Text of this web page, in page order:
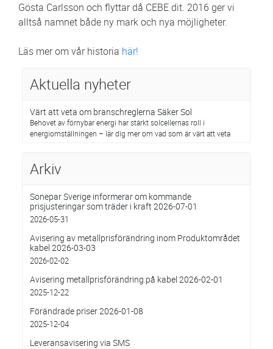
Gösta Carlsson och flyttar då CEBE dit. 2016 ger vi
alltså namnet både ny mark och nya möjligheter.
Läs mer om vår historia här!
Aktuella nyheter
Värt att veta om branschreglerna Säker Sol
Behovet av förnybar energi har stärkt solcellernas roll i
energiomställningen – lär dig mer om vad som är värt att veta
Arkiv
Sonepar Sverige informerar om kommande
prisjusteringar som träder i kraft 2026-07-01
2026-05-31
Avisering av metallprisförändring inom Produktområdet
kabel 2026-03-03
2026-02-02
Avisering metallprisförändring på kabel 2026-02-01
2025-12-22
Förändrade priser 2026-01-08
2025-12-04
Leveransavisering via SMS